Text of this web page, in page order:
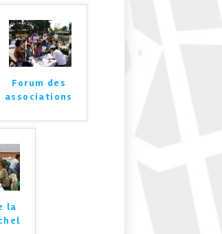
Forum des
associations
la